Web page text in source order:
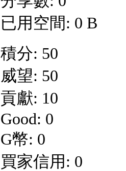
已用空間: 0 B
積分: 50
威望: 50
貢獻: 10
Good: 0
G幣: 0
買家信用: 0